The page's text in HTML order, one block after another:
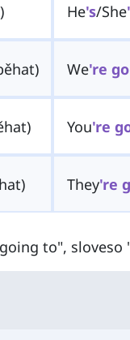
He's/She
We're
You're
They're
to", sloveso